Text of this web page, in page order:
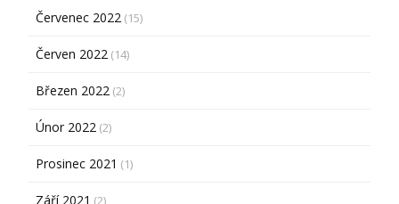
Červenec 2022 (15)
Červen 2022 (14)
Březen 2022 (2)
Únor 2022 (2)
Prosinec 2021 (1)
Září 2021 (2)